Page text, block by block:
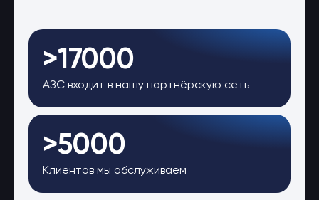
>17000
АЗС входит в нашу партнёрскую сеть
>5000
Клиентов мы обслуживаем